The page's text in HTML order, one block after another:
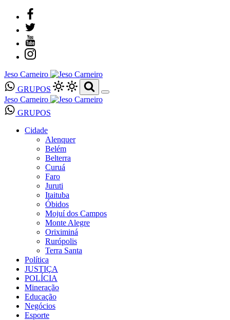
Jeso Carneiro
GRUPOS
Jeso Carneiro
GRUPOS
Cidade
Alenquer
Belém
Belterra
Curuá
Faro
Juruti
Itaituba
Óbidos
Mojuí dos Campos
Monte Alegre
Oriximiná
Rurópolis
Terra Santa
Política
JUSTIÇA
POLÍCIA
Mineração
Educação
Negócios
Esporte